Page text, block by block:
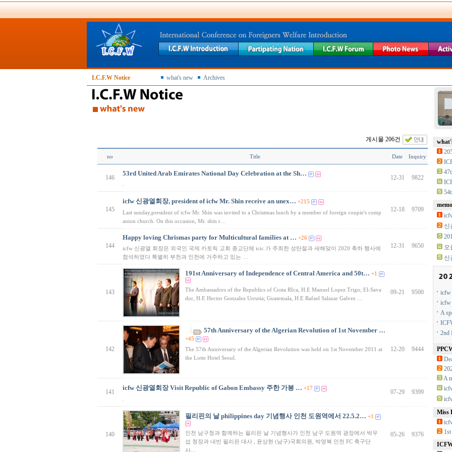
I.C.F.W Notice what's new Archives
게시물 206건
no Title Date Inquiry
146
53rd United Arab Emirates National Day Celebration at the Sh…
12-31 9822
145
icfw 신광열회장, president of icfw Mr. Shin receive an unex… +215
Last sunday,president of icfw Mr. Shin was invited to a Christmas lunch by a member of foreign coupie's comp
anion church. On this occasion, Mr. shin r…
12-18 9709
144
Happy loving Chrismas party for Multicultural families at … +26
icfw 신광열 회장은 외국인 국제 카토릭 교회 종교단체 icic 가 주최한 성탄절과 새해맞이 2020 축하 행사에
참석하였다 특별히 부천과 인천에 거주하고 있는 …
12-31 9650
143
191st Anniversary of Independence of Central America and 50t… +1
The Ambassadors of the Republics of Costa RIca, H.E Manuel Lopez Trigo; El-Sava
dor, H.E Hector Gonzalez Urrutia; Guatemala, H.E Rafael Salazar Galvez …
09-21 9500
142
57th Anniversary of the Algerian Revolution of 1st November …
+45
The 57th Anniversary of the Algerian Revolution was held on 1st November 2011 at
the Lotte Hotel Seoul.
12-20 9444
141
icfw 신광열회장 Visit Republic of Gabon Embassy 주한 가봉 … +17
07-29 9399
140
필리핀의 날 philippines day 기념행사 인천 도원역에서 22.5.2… +1
인천 남구청과 함께하는 필리핀 날 기념행사가 인천 남구 도원역 광장에서 박우
섭 청장과 내빈 필리핀 대사 , 윤상현 (남구)국회의원, 박영복 인천 FC 축구단
사…
05-26 9376
신
오
신
icfw
icfw
A
2nd
A
Miss